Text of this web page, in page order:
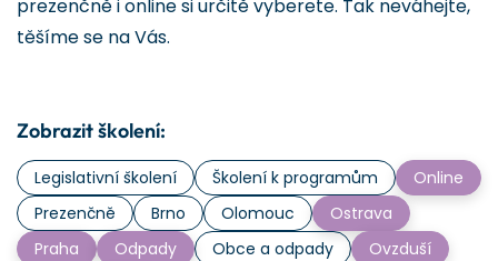
prezenčně i online si určitě vyberete. Tak neváhejte,
těšíme se na Vás.
Zobrazit školení:
Legislativní školení Školení k programům
Online
Prezenčně
Brno Olomouc
Ostrava
Praha
Odpady Obce a odpady
Ovzduší